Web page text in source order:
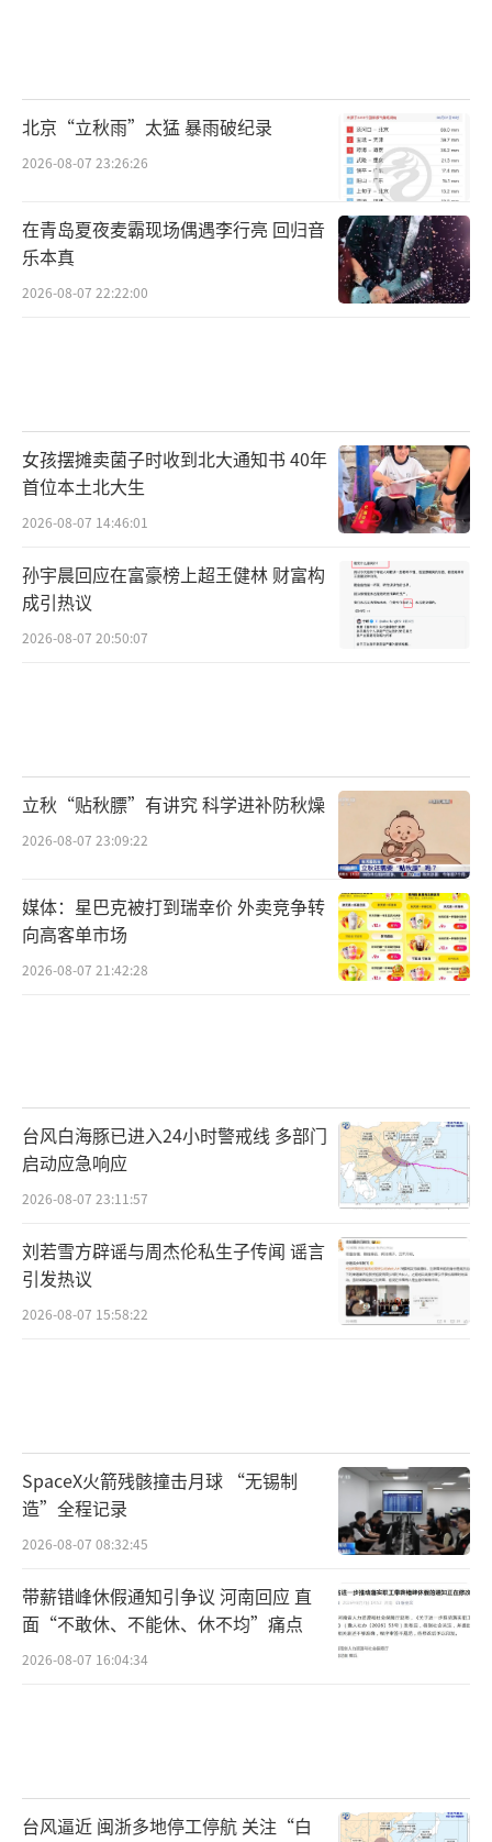
北京“立秋雨”太猛 暴雨破纪录
2026-08-07 23:26:26
在青岛夏夜麦霸现场偶遇李行亮 回归音
乐本真
2026-08-07 22:22:00
女孩摆摊卖菌子时收到北大通知书 40年
首位本土北大生
2026-08-07 14:46:01
孙宇晨回应在富豪榜上超王健林 财富构
成引热议
2026-08-07 20:50:07
立秋“贴秋膘”有讲究 科学进补防秋燥
2026-08-07 23:09:22
媒体：星巴克被打到瑞幸价 外卖竞争转
向高客单市场
2026-08-07 21:42:28
台风白海豚已进入24小时警戒线 多部门
启动应急响应
2026-08-07 23:11:57
刘若雪方辟谣与周杰伦私生子传闻 谣言
引发热议
2026-08-07 15:58:22
SpaceX火箭残骸撞击月球 “无锡制
造”全程记录
2026-08-07 08:32:45
带薪错峰休假通知引争议 河南回应 直
面“不敢休、不能休、休不均”痛点
2026-08-07 16:04:34
台风逼近 闽浙多地停工停航 关注“白